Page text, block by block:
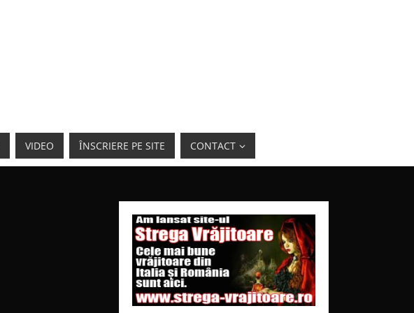
VIDEO ÎNSCRIERE PE SITE CONTACT